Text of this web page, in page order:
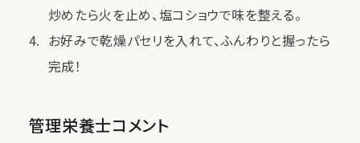
炒めたら火を止め、塩コショウで味を整える。
お好みで乾燥パセリを入れて、ふんわりと握ったら
完成！
管理栄養士コメント